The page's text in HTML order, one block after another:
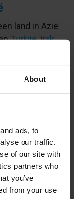
About
ads, to
our traffic.
of our site with
partners who
you’ve
from your use
land in Azië
Turkije,Irak,
veranderde
van de